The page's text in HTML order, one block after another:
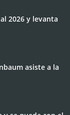
2026 y levanta
asiste a la